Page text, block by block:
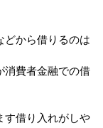
どから借りるのは
消費者金融での借
す借り入れがしや